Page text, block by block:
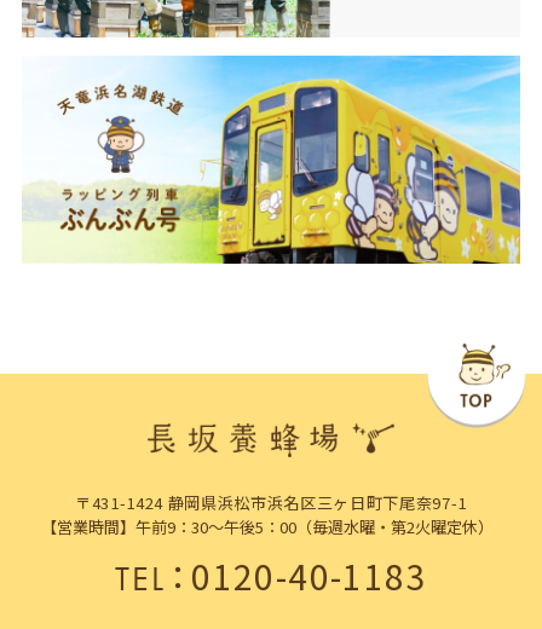
〒431-1424 静岡県浜松市浜名区三ヶ日町下尾奈97-1
【営業時間】午前9：30～午後5：00（毎週水曜・第2火曜定休）
TEL：0120-40-1183